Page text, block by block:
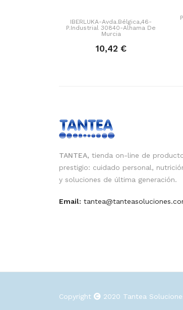
IBERLUKA-Avda.Bélgica,46-
P.Industrial 30840-Alhama De
Murcia
10,42 €
TANTEA, tienda on-line de
prestigio: cuidado personal,
y soluciones de última generación.
Email:
Copyright 2020 Tantea